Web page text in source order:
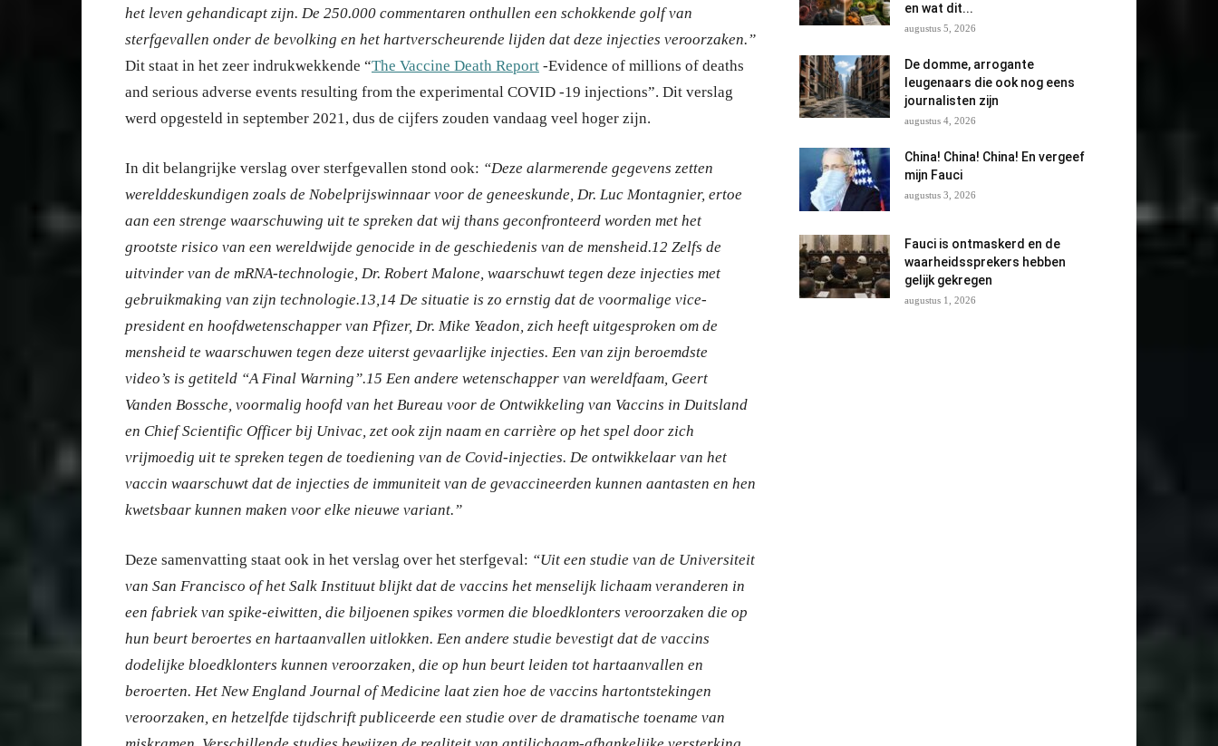
het leven gehandicapt zijn. De 250.000 commentaren onthullen een schokkende golf van
sterfgevallen onder de bevolking en het hartverscheurende lijden dat deze injecties veroorzaken.”
Dit staat in het zeer indrukwekkende “The Vaccine Death Report -Evidence of millions of deaths
and serious adverse events resulting from the experimental COVID -19 injections”. Dit verslag
werd opgesteld in september 2021, dus de cijfers zouden vandaag veel hoger zijn.
In dit belangrijke verslag over sterfgevallen stond ook: “Deze alarmerende gegevens zetten
werelddeskundigen zoals de Nobelprijswinnaar voor de geneeskunde, Dr. Luc Montagnier, ertoe
aan een strenge waarschuwing uit te spreken dat wij thans geconfronteerd worden met het
grootste risico van een wereldwijde genocide in de geschiedenis van de mensheid.12 Zelfs de
uitvinder van de mRNA-technologie, Dr. Robert Malone, waarschuwt tegen deze injecties met
gebruikmaking van zijn technologie.13,14 De situatie is zo ernstig dat de voormalige vice-
president en hoofdwetenschapper van Pfizer, Dr. Mike Yeadon, zich heeft uitgesproken om de
mensheid te waarschuwen tegen deze uiterst gevaarlijke injecties. Een van zijn beroemdste
video’s is getiteld “A Final Warning”.15 Een andere wetenschapper van wereldfaam, Geert
Vanden Bossche, voormalig hoofd van het Bureau voor de Ontwikkeling van Vaccins in Duitsland
en Chief Scientific Officer bij Univac, zet ook zijn naam en carrière op het spel door zich
vrijmoedig uit te spreken tegen de toediening van de Covid-injecties. De ontwikkelaar van het
vaccin waarschuwt dat de injecties de immuniteit van de gevaccineerden kunnen aantasten en hen
kwetsbaar kunnen maken voor elke nieuwe variant.”
Deze samenvatting staat ook in het verslag over het sterfgeval: “Uit een studie van de Universiteit
van San Francisco of het Salk Instituut blijkt dat de vaccins het menselijk lichaam veranderen in
een fabriek van spike-eiwitten, die biljoenen spikes vormen die bloedklonters veroorzaken die op
hun beurt beroertes en hartaanvallen uitlokken. Een andere studie bevestigt dat de vaccins
dodelijke bloedklonters kunnen veroorzaken, die op hun beurt leiden tot hartaanvallen en
beroerten. Het New England Journal of Medicine laat zien hoe de vaccins hartontstekingen
veroorzaken, en hetzelfde tijdschrift publiceerde een studie over de dramatische toename van
en wat dit...
augustus 5, 2026
De domme, arrogante
leugenaars die ook nog eens
journalisten zijn
augustus 4, 2026
China! China! China! En vergeef
mijn Fauci
augustus 3, 2026
Fauci is ontmaskerd en de
waarheidssprekers hebben
gelijk gekregen
augustus 1, 2026